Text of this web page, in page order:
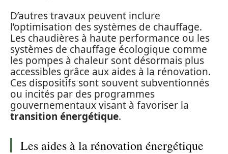
D’autres travaux peuvent inclure
l’optimisation des systèmes de chauffage.
Les chaudières à haute performance ou les
systèmes de chauffage écologique comme
les pompes à chaleur sont désormais plus
accessibles grâce aux aides à la rénovation.
Ces dispositifs sont souvent subventionnés
ou incités par des programmes
gouvernementaux visant à favoriser la
transition énergétique.
Les aides à la rénovation énergétique